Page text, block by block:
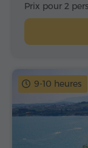
Prix pour 2
9-10 heures